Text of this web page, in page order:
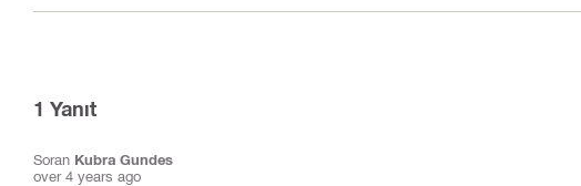
1 Yanıt
Soran Kubra Gundes
over 4 years ago